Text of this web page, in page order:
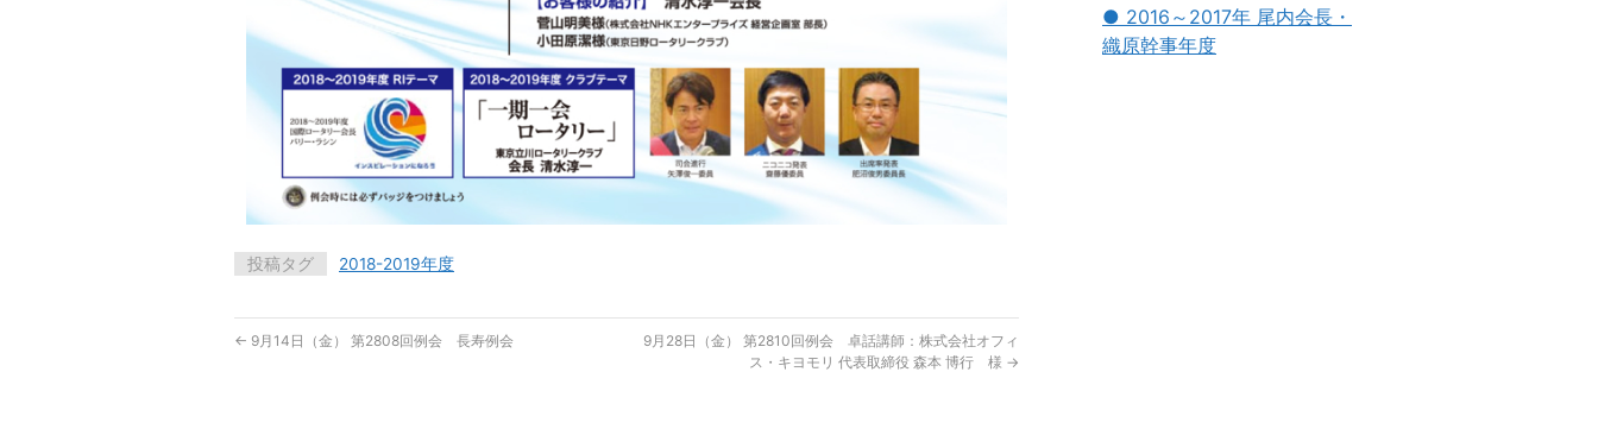
投稿タグ 2018-2019年度
← 9月14日（金） 第2808回例会 長寿例会
9月28日（金） 第2810回例会 卓話講師：株式会社オフィ
ス・キヨモリ 代表取締役 森本 博行 様 →
● 2016～2017年 尾内会長・
織原幹事年度